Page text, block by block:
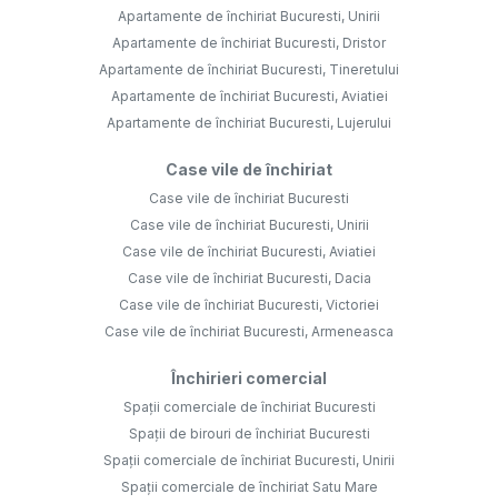
Apartamente de închiriat Bucuresti, Unirii
Apartamente de închiriat Bucuresti, Dristor
Apartamente de închiriat Bucuresti, Tineretului
Apartamente de închiriat Bucuresti, Aviatiei
Apartamente de închiriat Bucuresti, Lujerului
Case vile de închiriat
Case vile de închiriat Bucuresti
Case vile de închiriat Bucuresti, Unirii
Case vile de închiriat Bucuresti, Aviatiei
Case vile de închiriat Bucuresti, Dacia
Case vile de închiriat Bucuresti, Victoriei
Case vile de închiriat Bucuresti, Armeneasca
Închirieri comercial
Spații comerciale de închiriat Bucuresti
Spații de birouri de închiriat Bucuresti
Spații comerciale de închiriat Bucuresti, Unirii
Spații comerciale de închiriat Satu Mare